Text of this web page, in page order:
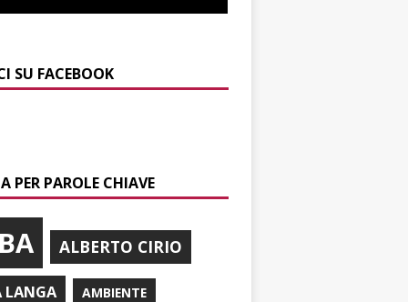
SU FACEBOOK
PER PAROLE CHIAVE
ALBERTO CIRIO
LANGA AMBIENTE